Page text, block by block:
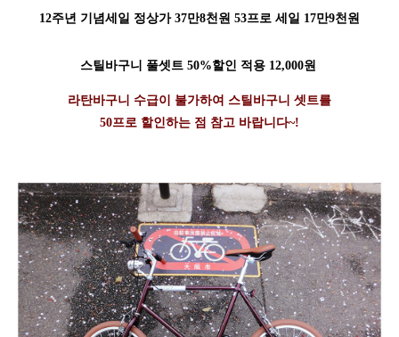
12주년 기념세일 정상가 37만8천원 53프로 세일 17만9천원
스틸바구니 풀셋트 50%할인 적용 12,000원
라탄바구니 수급이 불가하여 스틸바구니 셋트를
50프로 할인하는 점 참고 바랍니다~!